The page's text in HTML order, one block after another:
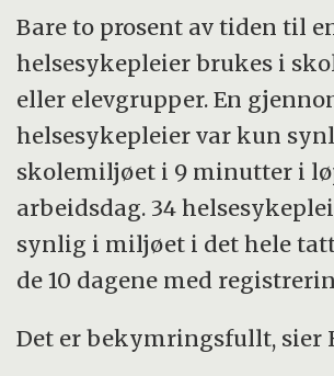
Bare to prosent av tiden til
helsesykepleier brukes i
eller elevgrupper. En
helsesykepleier var kun
skolemiljøet i 9 minutter i
arbeidsdag. 34
synlig i miljøet i det hele
de 10 dagene med
Det er bekymringsfullt, sier